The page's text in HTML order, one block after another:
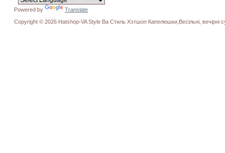
Powered by
Translate
Copyright © 2026 Hatshop-VA Style Ва Стиль Хэтшоп Капелюшки,Весільні, вечірні